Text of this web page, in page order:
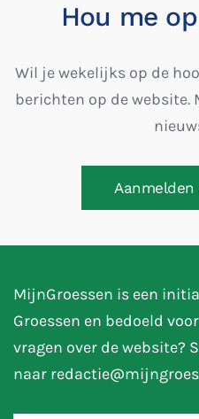
Hou me
Wil je wekelijks op de
berichten op de website.
MijnGroessen is een
Groessen en bedoeld
vragen over de website?
naar